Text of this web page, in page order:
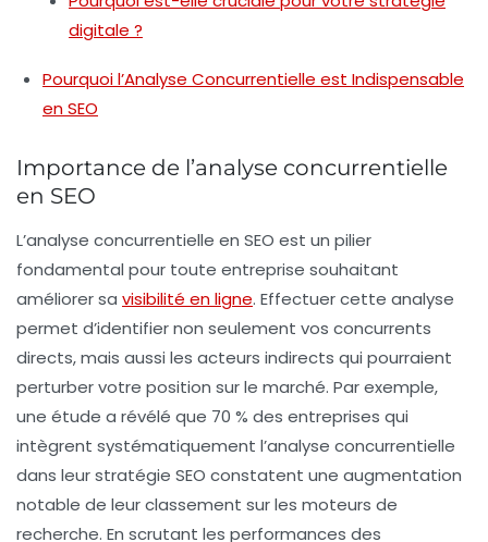
digitale ?
Pourquoi l’Analyse Concurrentielle est Indispensable
en SEO
Importance de l’analyse concurrentielle
en SEO
L’analyse concurrentielle en SEO est un pilier
fondamental pour toute entreprise souhaitant
améliorer sa visibilité en ligne. Effectuer cette analyse
permet d’identifier non seulement vos concurrents
directs, mais aussi les acteurs indirects qui pourraient
perturber votre position sur le marché. Par exemple,
une étude a révélé que 70 % des entreprises qui
intègrent systématiquement l’analyse concurrentielle
dans leur stratégie SEO constatent une augmentation
notable de leur classement sur les moteurs de
recherche. En scrutant les performances des